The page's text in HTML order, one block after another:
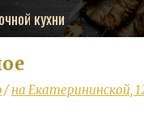
кухни
/на Екатерининской,